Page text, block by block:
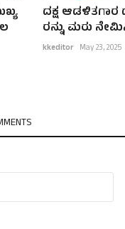
ದಕ್ಷ ಆಡಳಿತಗಾರ
ರನ್ನು ಮರು
kkeditor May 23, 2025